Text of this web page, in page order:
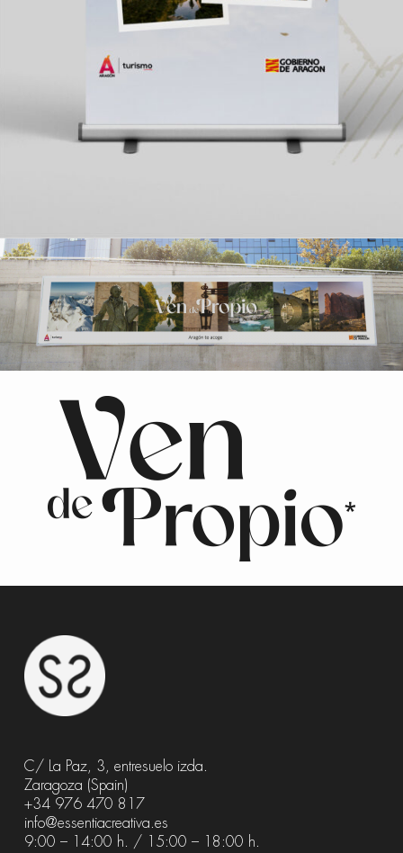
C/ La Paz, 3, entresuelo izda.
Zaragoza (Spain)
+34 976 470 817
info@essentiacreativa.es
9:00 – 14:00 h. / 15:00 – 18:00 h.